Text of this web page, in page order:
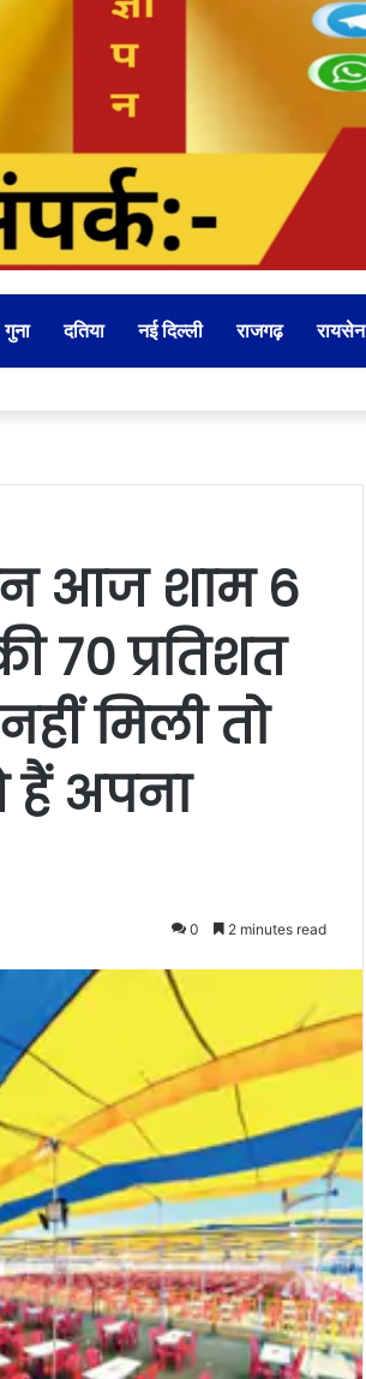
गुना दतिया नई दिल्ली राजगढ़ रायसेन
बदले, कलेक्टर ने जारी किए नए पदस्थापना आदेश
आज शाम 6
70 प्रतिशत
मिली तो
अपना
0 2 minutes read